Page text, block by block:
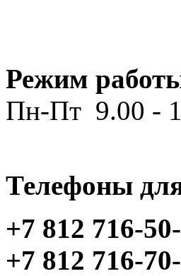
Режим
Пн-Пт 9.00 -
Телефоны
+7 812 716-
+7 812 716-